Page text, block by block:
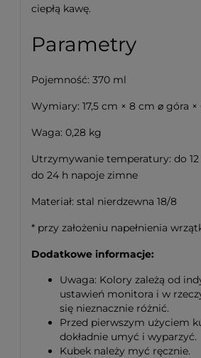
ciepłą kawę.
Parametry
Pojemność: 370 ml
Wymiary: 17,5 cm × 8 cm ⌀ góra ×
Waga: 0,28 kg
Utrzymywanie temperatury: do 12
do 24 h napoje zimne
Materiał: stal nierdzewna 18/8
* przy założeniu napełnienia
Dodatkowe informacje:
Uwaga: Kolory zależą od
ustawień monitora i w
się nieznacznie różnić.
Przed pierwszym użyciem
dokładnie umyć i wyparzyć.
Kubek należy myć ręcznie.